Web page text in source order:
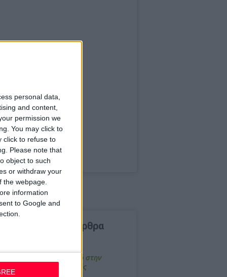
personal data,
and content,
permission we
You may click to
click to refuse to
Please note that
object to such
or withdraw your
the webpage.
information
to Google and
δημοφιλέστερα άρθρα
Αποτελεσματικό στην
από τις εμβοές